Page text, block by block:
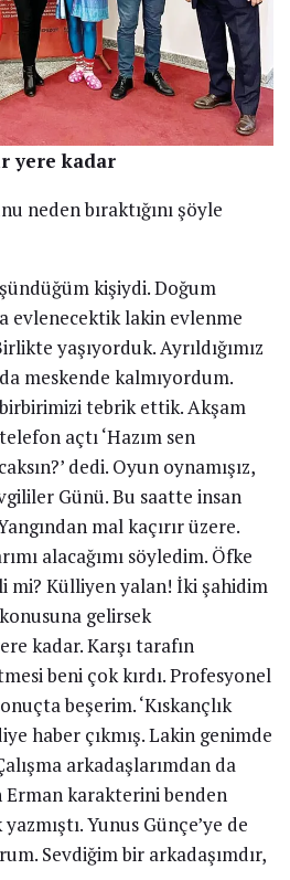
yere kadar
neden bıraktığını şöyle
kişiydi. Doğum
evlenecektik lakin evlenme
yaşıyorduk. Ayrıldığımız
meskende kalmıyordum.
tebrik ettik. Akşam
açtı ‘Hazım sen
dedi. Oyun oynamışız,
Günü. Bu saatte insan
mal kaçırır üzere.
alacağımı söyledim. Öfke
mi? Külliyen yalan! İki şahidim
gelirsek
kadar. Karşı tarafın
beni çok kırdı. Profesyonel
beşerim. ‘Kıskançlık
haber çıkmış. Lakin genimde
arkadaşlarımdan da
Erman karakterini benden
Yunus Günçe’ye de
Sevdiğim bir arkadaşımdır,